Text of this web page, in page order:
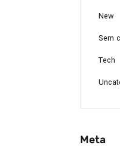
New
Sem
Tech
Meta